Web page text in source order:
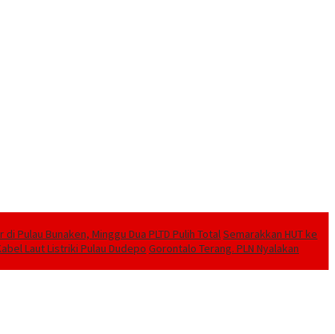
Pulau Bunaken, Minggu Dua PLTD Pulih TotalSemarakkan HUT ke
Laut Listriki Pulau Dudepo Gorontalo Terang. PLN Nyalakan